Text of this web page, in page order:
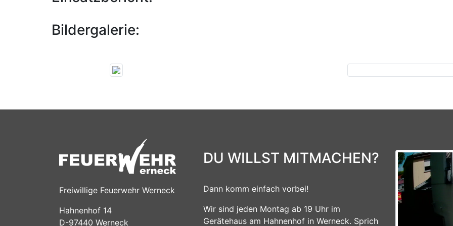
Bildergalerie:
Previous
Freiwillige Feuerwehr Werneck
Hahnenhof 14
D-97440 Werneck
DU WILLST MITMACHEN?
Dann komm einfach vorbei!
Wir sind jeden Montag ab 19 Uhr im
Gerätehaus am Hahnenhof in Werneck. Sprich